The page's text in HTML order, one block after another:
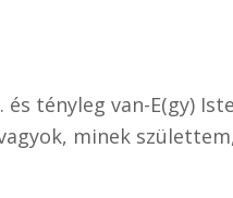
és tényleg van-E(gy)
minek